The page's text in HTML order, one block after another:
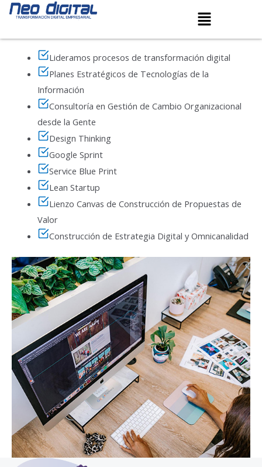
contenido
Menú
Transformación Digital y Gestión
Lideramos procesos de transformación digital
Planes Estratégicos de Tecnologías de la
Información
Consultoría en Gestión de Cambio Organizacional
desde la Gente
Design Thinking
Google Sprint
Service Blue Print
Lean Startup
Lienzo Canvas de Construcción de Propuestas de
Valor
Construcción de Estrategia Digital y Omnicanalidad